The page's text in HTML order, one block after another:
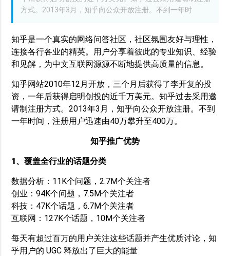
方式。2013年3月，知乎向公众开放注册。不到一年时
知乎是一个真实的网络问答社区，社区氛围友好与理性，
连接各行各业的精英。用户分享着彼此的专业知识、经验
和见解，为中文互联网源源不断地提供高质量的信息。
知乎网站2010年12月开放，三个月后获得了李开复的投
资，一年后获得启明创投的近千万美元。知乎过去采用邀
请制注册方式。2013年3月，知乎向公众开放注册。不到
一年时间，注册用户迅速由40万攀升至400万。
知乎推广优势
1、覆盖全行业的话题分类
数据分析：11K个问题，2.7M个关注者
创业：94K个问题，7.5M个关注者
科技：47K个话题，6.7M个关注者
互联网：127K个话题，10M个关注者
每天有超过百万的用户关注这些话题并产生优质讨论，知
乎用户的 UGC 释放出了巨大的能量